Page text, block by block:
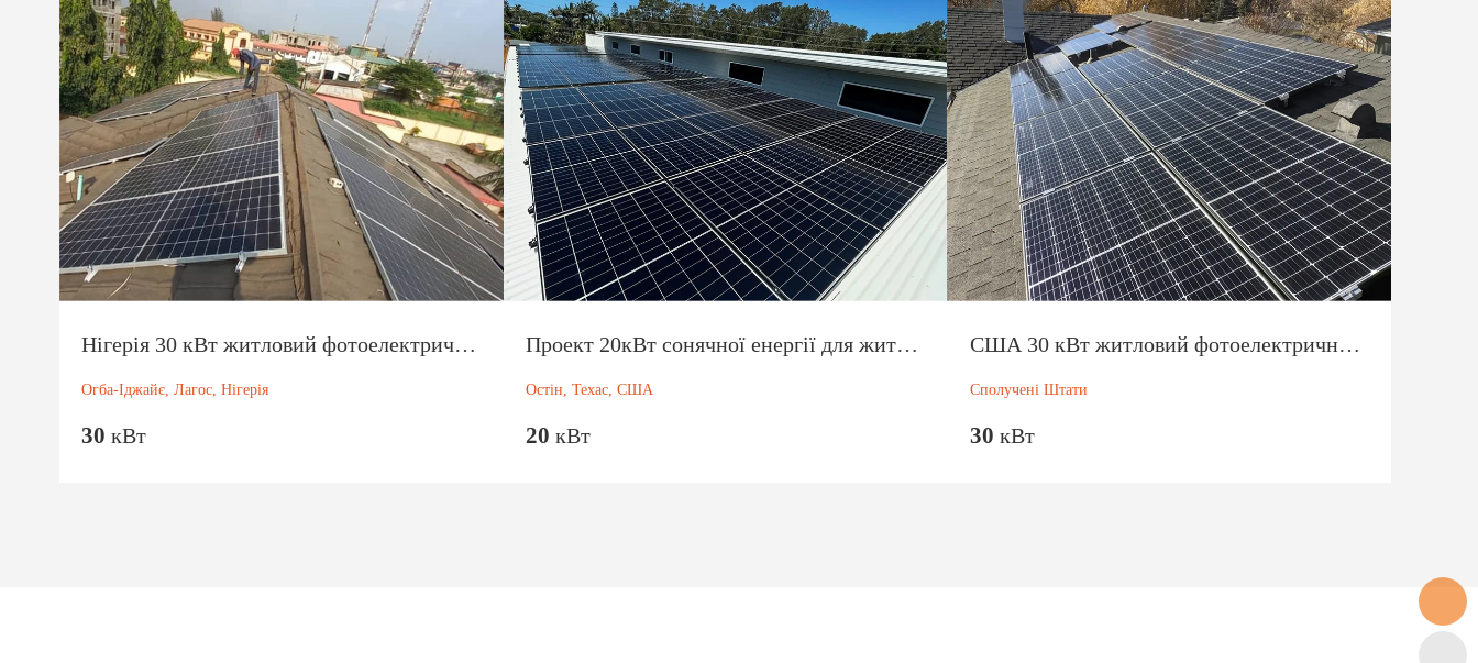
Нігерія 30 кВт житловий фотоелектричний проект 2024
Огба-Іджайє, Лагос, Нігерія
30 кВт
Проект 20кВт сонячної енергії для житлових будинків у США до 2024 року
Остін, Техас, США
20 кВт
США 30 кВт житловий фотоелектричний проект 2024
Сполучені Штати
30 кВт